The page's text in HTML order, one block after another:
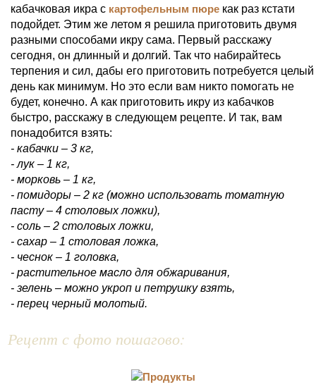
кабачковая икра с картофельным пюре как раз кстати
подойдет. Этим же летом я решила приготовить двумя
разными способами икру сама. Первый расскажу
сегодня, он длинный и долгий. Так что набирайтесь
терпения и сил, дабы его приготовить потребуется целый
день как минимум. Но это если вам никто помогать не
будет, конечно. А как приготовить икру из кабачков
быстро, расскажу в следующем рецепте. И так, вам
понадобится взять:
- кабачки – 3 кг,
- лук – 1 кг,
- морковь – 1 кг,
- помидоры – 2 кг (можно использовать томатную
пасту – 4 столовых ложки),
- соль – 2 столовых ложки,
- сахар – 1 столовая ложка,
- чеснок – 1 головка,
- растительное масло для обжаривания,
- зелень – можно укроп и петрушку взять,
- перец черный молотый.
Рецепт с фото пошагово: